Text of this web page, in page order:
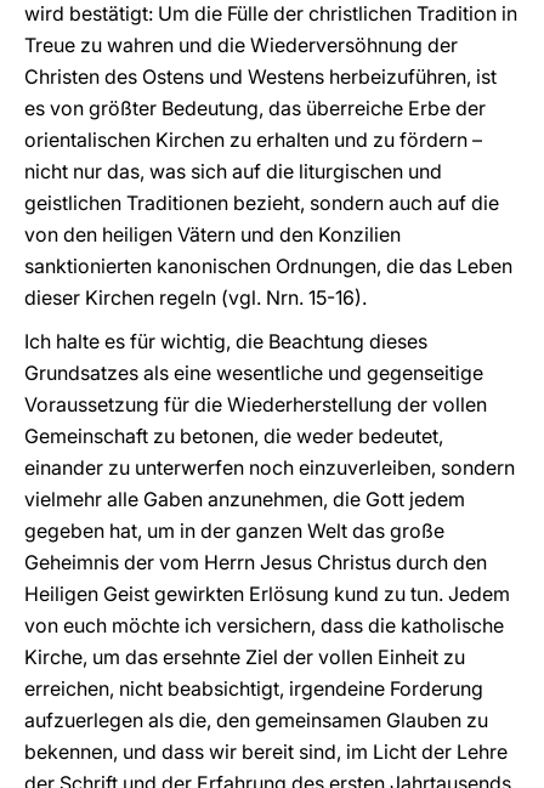
wird bestätigt: Um die Fülle der christlichen Tradition in
Treue zu wahren und die Wiederversöhnung der
Christen des Ostens und Westens herbeizuführen, ist
es von größter Bedeutung, das überreiche Erbe der
orientalischen Kirchen zu erhalten und zu fördern –
nicht nur das, was sich auf die liturgischen und
geistlichen Traditionen bezieht, sondern auch auf die
von den heiligen Vätern und den Konzilien
sanktionierten kanonischen Ordnungen, die das Leben
dieser Kirchen regeln (vgl. Nrn. 15-16).
Ich halte es für wichtig, die Beachtung dieses
Grundsatzes als eine wesentliche und gegenseitige
Voraussetzung für die Wiederherstellung der vollen
Gemeinschaft zu betonen, die weder bedeutet,
einander zu unterwerfen noch einzuverleiben, sondern
vielmehr alle Gaben anzunehmen, die Gott jedem
gegeben hat, um in der ganzen Welt das große
Geheimnis der vom Herrn Jesus Christus durch den
Heiligen Geist gewirkten Erlösung kund zu tun. Jedem
von euch möchte ich versichern, dass die katholische
Kirche, um das ersehnte Ziel der vollen Einheit zu
erreichen, nicht beabsichtigt, irgendeine Forderung
aufzuerlegen als die, den gemeinsamen Glauben zu
bekennen, und dass wir bereit sind, im Licht der Lehre
der Schrift und der Erfahrung des ersten Jahrtausends